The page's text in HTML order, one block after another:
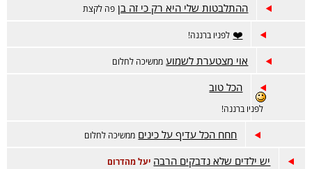
ההתלבטות שלי היא רק כי זה בן פה לקצת
❤️ לפניו ברננה!
אוי מצטערת לשמוע ממשיכה לחלום
הכל טוב
לפניו ברננה!
חחח הכל עדיף על כינים ממשיכה לחלום
יש ילדים שלא נדבקים הרבה יעל מהדרום